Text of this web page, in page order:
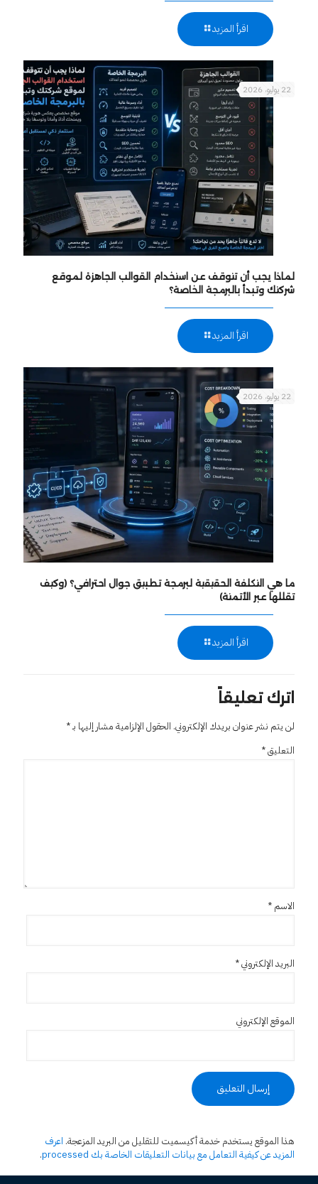
اقرأ المزيد
22 يوليو، 2026
لماذا يجب أن تتوقف عن استخدام القوالب الجاهزة لموقع
شركتك وتبدأ بالبرمجة الخاصة؟
اقرأ المزيد
22 يوليو، 2026
ما هي التكلفة الحقيقية لبرمجة تطبيق جوال احترافي؟ (وكيف
تقللها عبر الأتمتة)
اقرأ المزيد
اترك تعليقاً
لن يتم نشر عنوان بريدك الإلكتروني. الحقول الإلزامية مشار إليها بـ*
التعليق*
الاسم *
البريد الإلكتروني*
الموقع الإلكتروني
هذا الموقع يستخدم خدمة أكيسميت للتقليل من البريد المزعجة. اعرف
المزيد عن كيفية التعامل مع بيانات التعليقات الخاصة بك processed
.